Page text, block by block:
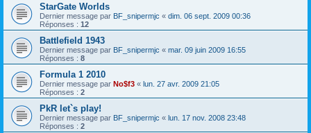
StarGate Worlds
Dernier message par BF_snipermjc « dim. 06 sept. 2009 00:36
Réponses : 12
Battlefield 1943
Dernier message par BF_snipermjc « mar. 09 juin 2009 16:55
Réponses : 8
Formula 1 2010
Dernier message par No$f3 « lun. 27 avr. 2009 21:05
Réponses : 2
PkR let`s play!
Dernier message par BF_snipermjc « lun. 17 nov. 2008 23:48
Réponses : 2